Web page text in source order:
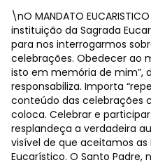
\nO MANDATO
instituição da Sagrada
para nos interrogarmos
celebrações. Obedecer ao
isto em memória de mim”,
responsabiliza. Importa
conteúdo das celebrações
coloca. Celebrar e
resplandeça a verdadeira
visível de que aceitamos
Eucarístico. O Santo Padre,